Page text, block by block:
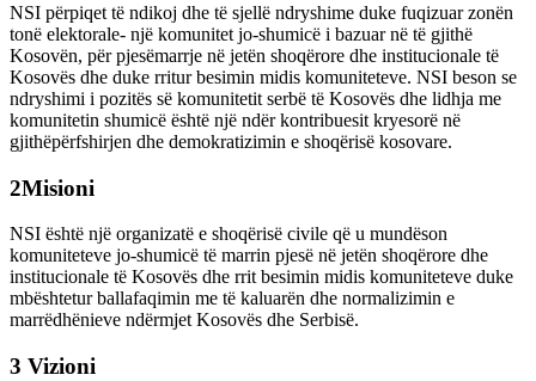
NSI përpiqet të ndikoj dhe të sjellë ndryshime duke fuqizuar zonën
tonë elektorale- një komunitet jo-shumicë i bazuar në të gjithë
Kosovën, për pjesëmarrje në jetën shoqërore dhe institucionale të
Kosovës dhe duke rritur besimin midis komuniteteve. NSI beson se
ndryshimi i pozitës së komunitetit serbë të Kosovës dhe lidhja me
komunitetin shumicë është një ndër kontribuesit kryesorë në
gjithëpërfshirjen dhe demokratizimin e shoqërisë kosovare.
2Misioni
NSI është një organizatë e shoqërisë civile që u mundëson
komuniteteve jo-shumicë të marrin pjesë në jetën shoqërore dhe
institucionale të Kosovës dhe rrit besimin midis komuniteteve duke
mbështetur ballafaqimin me të kaluarën dhe normalizimin e
marrëdhënieve ndërmjet Kosovës dhe Serbisë.
3 Vizioni